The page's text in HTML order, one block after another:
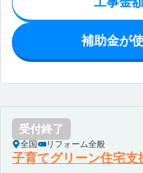
補助金が
受付終了
全国 リフォーム全般
子育てグリーン住宅支